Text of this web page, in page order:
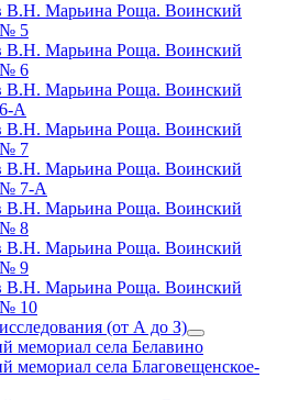
В.Н. Марьина Роща. Воинский
№ 5
В.Н. Марьина Роща. Воинский
№ 6
В.Н. Марьина Роща. Воинский
А
В.Н. Марьина Роща. Воинский
№ 7
В.Н. Марьина Роща. Воинский
№ 7-А
В.Н. Марьина Роща. Воинский
№ 8
В.Н. Марьина Роща. Воинский
№ 9
В.Н. Марьина Роща. Воинский
№ 10
(от А до З)
открыть
меню
мемориал села Белавино
мемориал села Благовещенское-